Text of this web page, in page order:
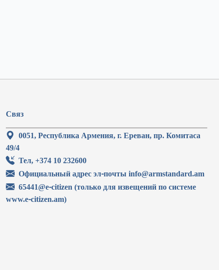
Связ
0051, Республика Армения, г. Ереван, пр. Комитаса
49/4
Тел, +374 10 232600
Официальный адрес эл-почты info@armstandard.am
65441@e-citizen (только для извещений по системе
www.e-citizen.am)